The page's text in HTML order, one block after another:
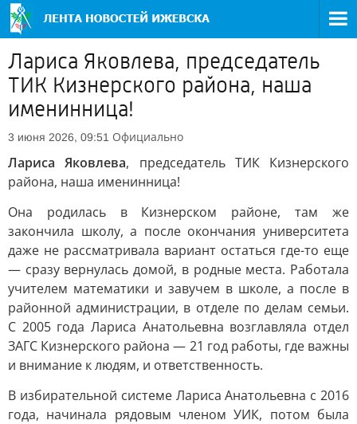
Лариса Яковлева, председатель
ТИК Кизнерского района, наша
именинница!
3 июня 2026, 09:51 Официально
Лариса Яковлева, председатель ТИК Кизнерского
района, наша именинница!
Она родилась в Кизнерском районе, там же
закончила школу, а после окончания университета
даже не рассматривала вариант остаться где-то еще
— сразу вернулась домой, в родные места. Работала
учителем математики и завучем в школе, а после в
районной администрации, в отделе по делам семьи.
С 2005 года Лариса Анатольевна возглавляла отдел
ЗАГС Кизнерского района — 21 год работы, где важны
и внимание к людям, и ответственность.
В избирательной системе Лариса Анатольевна с 2016
года, начинала рядовым членом УИК, потом была